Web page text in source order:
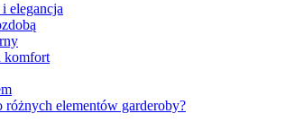
elegancja
komfort
różnych elementów garderoby?